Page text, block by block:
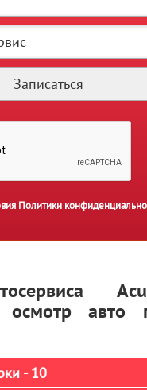
Политики
осмотр
- 10